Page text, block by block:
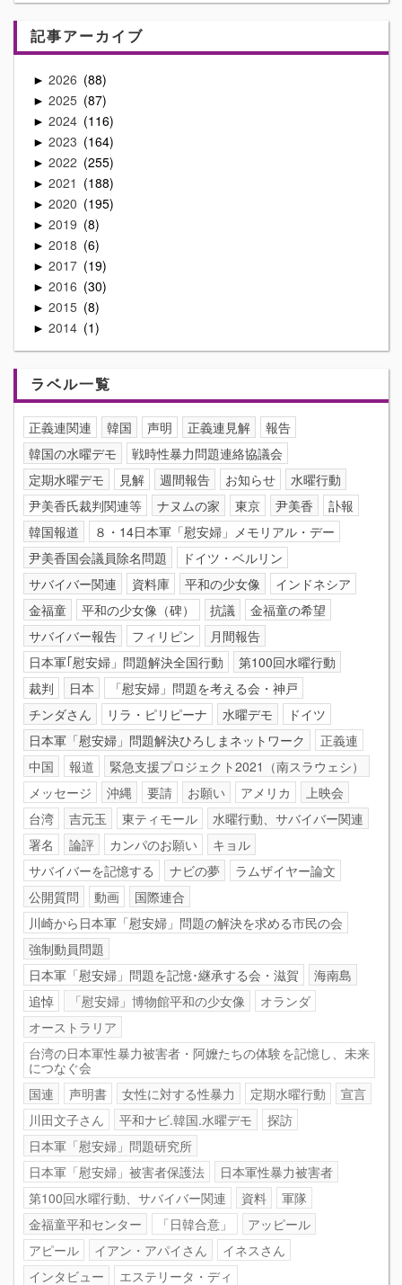
記事アーカイブ
► 2026 88
► 2025 87
► 2024 116
► 2023 164
► 2022 255
► 2021 188
► 2020 195
► 2019 8
► 2018 6
► 2017 19
► 2016 30
► 2015 8
► 2014 1
ラベル一覧
正義連関連 韓国 声明 正義連見解
報告
韓国の水曜デモ
戦時性暴力問題連絡協議会
定期水曜デモ
見解 週間報告 お知らせ
水曜行動
尹美香氏裁判関連等
ナヌムの家 東京 尹美香
訃報
韓国報道
８・14日本軍「慰安婦」メモリアル・デー
尹美香国会議員除名問題
ドイツ・ベルリン
サバイバー関連
資料庫 平和の少女像
インドネシア
金福童
平和の少女像（碑） 抗議
金福童の希望
サバイバー報告
フィリピン
月間報告
日本軍｢慰安婦」問題解決全国行動
第100回水曜行動
裁判
日本
「慰安婦」問題を考える会・神戸
チンダさん
リラ・ピリピーナ 水曜デモ
ドイツ
日本軍「慰安婦」問題解決ひろしまネットワーク
正義連
中国
報道
緊急支援プロジェクト2021（南スラウェシ）
メッセージ
沖縄 要請 お願い アメリカ
上映会
台湾
吉元玉 東ティモール
水曜行動、サバイバー関連
署名
論評 カンパのお願い
キョル
サバイバーを記憶する
ナビの夢
ラムザイヤー論文
公開質問
動画
国際連合
川崎から日本軍「慰安婦」問題の解決を求める市民の会
強制動員問題
日本軍「慰安婦」問題を記憶･継承する会・滋賀
海南島
追悼
「慰安婦」博物館平和の少女像
オランダ
オーストラリア
台湾の日本軍性暴力被害者・阿嬤たちの体験を記憶し、未来
につなぐ会
国連
声明書 女性に対する性暴力 定期水曜行動
宣言
川田文子さん
平和ナビ.韓国.水曜デモ
探訪
日本軍「慰安婦」問題研究所
日本軍「慰安婦」被害者保護法
日本軍性暴力被害者
第100回水曜行動、サバイバー関連
資料
軍隊
金福童平和センター
「日韓合意」
アッピール
アピール
イアン・アパイさん
イネスさん
インタビュー
エステリータ・ディ